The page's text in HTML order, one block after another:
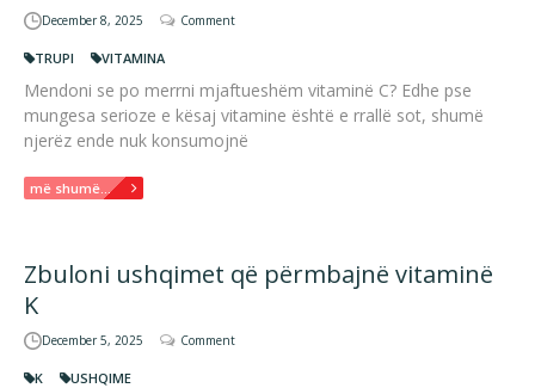
December 8, 2025 Comment
TRUPI VITAMINA
Mendoni se po merrni mjaftueshëm vitaminë C? Edhe pse
mungesa serioze e kësaj vitamine është e rrallë sot, shumë
njerëz ende nuk konsumojnë
më shumë...
Zbuloni ushqimet që përmbajnë vitaminë
K
December 5, 2025 Comment
K USHQIME